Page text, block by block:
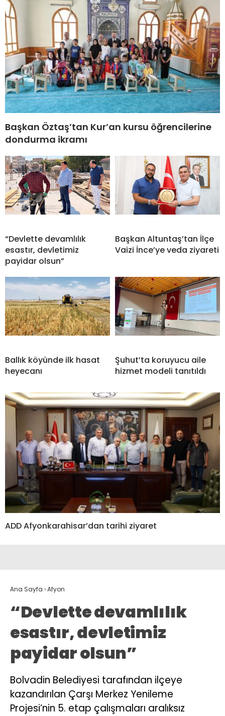
Başkan Öztaş’tan Kur’an kursu öğrencilerine
dondurma ikramı
“Devlette devamlılık
esastır, devletimiz
payidar olsun”
Başkan Altuntaş’tan İlçe
Vaizi İnce’ye veda ziyareti
Ballık köyünde ilk hasat
heyecanı
Şuhut’ta koruyucu aile
hizmet modeli tanıtıldı
ADD Afyonkarahisar’dan tarihi ziyaret
Ana Sayfa ›Afyon
“Devlette devamlılık
esastır, devletimiz
payidar olsun”
Bolvadin Belediyesi tarafından ilçeye
kazandırılan Çarşı Merkez Yenileme
Projesi’nin 5. etap çalışmaları aralıksız